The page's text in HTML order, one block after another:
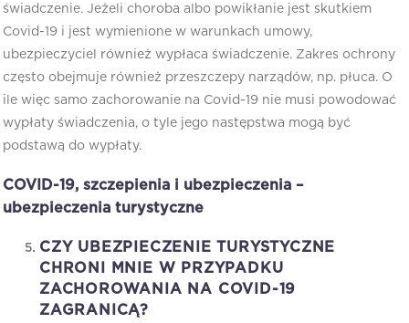
świadczenie. Jeżeli choroba albo powikłanie jest skutkiem
Covid-19 i jest wymienione w warunkach umowy,
ubezpieczyciel również wypłaca świadczenie. Zakres ochrony
często obejmuje również przeszczepy narządów, np. płuca. O
ile więc samo zachorowanie na Covid-19 nie musi powodować
wypłaty świadczenia, o tyle jego następstwa mogą być
podstawą do wypłaty.
COVID-19, szczepienia i ubezpieczenia –
ubezpieczenia turystyczne
CZY UBEZPIECZENIE TURYSTYCZNE
CHRONI MNIE W PRZYPADKU
ZACHOROWANIA NA COVID-19
ZAGRANICĄ?